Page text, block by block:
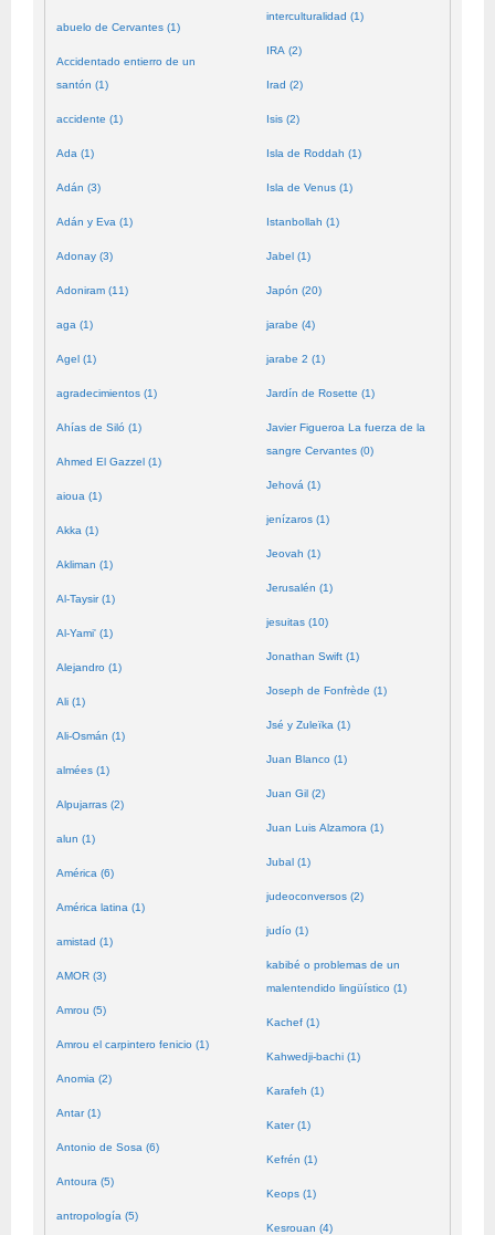
abuelo de Cervantes (1)
Accidentado entierro de un
santón (1)
accidente (1)
Ada (1)
Adán (3)
Adán y Eva (1)
Adonay (3)
Adoniram (11)
aga (1)
Agel (1)
agradecimientos (1)
Ahías de Siló (1)
Ahmed El Gazzel (1)
aioua (1)
Akka (1)
Akliman (1)
Al-Taysir (1)
Al-Yami' (1)
Alejandro (1)
Ali (1)
Ali-Osmán (1)
almées (1)
Alpujarras (2)
alun (1)
América (6)
América latina (1)
amistad (1)
AMOR (3)
Amrou (5)
Amrou el carpintero fenicio (1)
Anomia (2)
Antar (1)
Antonio de Sosa (6)
Antoura (5)
antropología (5)
interculturalidad (1)
IRA (2)
Irad (2)
Isis (2)
Isla de Roddah (1)
Isla de Venus (1)
Istanbollah (1)
Jabel (1)
Japón (20)
jarabe (4)
jarabe 2 (1)
Jardín de Rosette (1)
Javier Figueroa La fuerza de la
sangre Cervantes (0)
Jehová (1)
jenízaros (1)
Jeovah (1)
Jerusalén (1)
jesuitas (10)
Jonathan Swift (1)
Joseph de Fonfrède (1)
Jsé y Zuleïka (1)
Juan Blanco (1)
Juan Gil (2)
Juan Luis Alzamora (1)
Jubal (1)
judeoconversos (2)
judío (1)
kabibé o problemas de un
malentendido lingüístico (1)
Kachef (1)
Kahwedji-bachi (1)
Karafeh (1)
Kater (1)
Kefrén (1)
Keops (1)
Kesrouan (4)